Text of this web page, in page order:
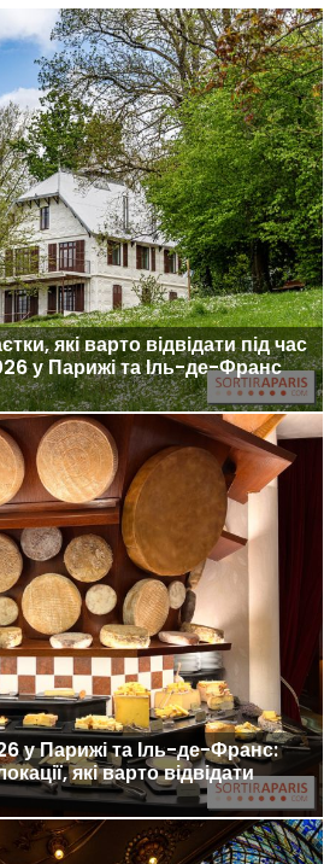
які варто відвідати під час
у Парижі та Іль-де-Франс
у Парижі та Іль-де-Франс:
які варто відвідати